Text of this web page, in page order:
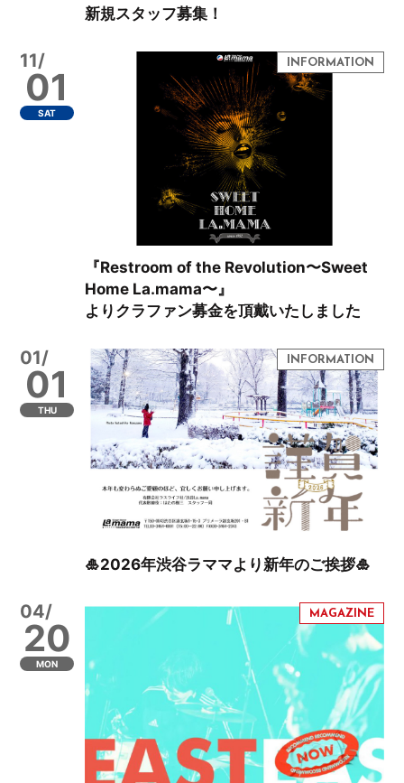
新規スタッフ募集！
11/
01
SAT
『Restroom of the Revolution〜Sweet
Home La.mama〜』
よりクラファン募金を頂戴いたしました
01/
01
THU
🎍2026年渋谷ラママより新年のご挨拶🎍
04/
20
MON